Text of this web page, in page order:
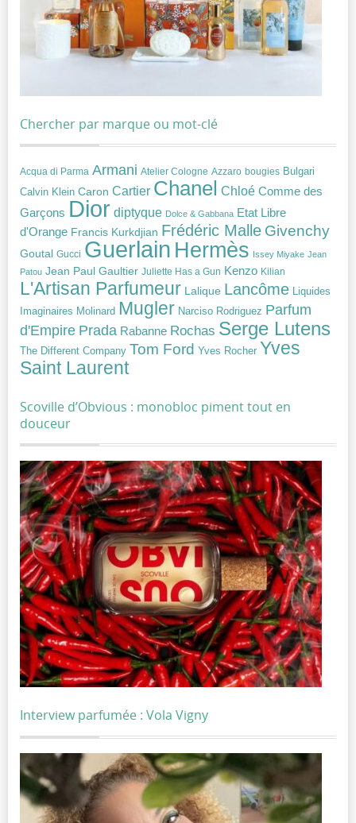
Chercher par marque ou mot-clé
Acqua di Parma Armani Atelier Cologne Azzaro bougies Bulgari
Calvin Klein Caron Cartier Chanel Chloé Comme des
Garçons Dior diptyque Dolce & Gabbana Etat Libre
d'Orange Francis Kurkdjian Frédéric Malle Givenchy
Goutal Gucci Guerlain Hermès Issey Miyake Jean
Patou Jean Paul Gaultier Juliette Has a Gun Kenzo Kilian
L'Artisan Parfumeur Lalique Lancôme Liquides
Imaginaires Molinard Mugler Narciso Rodriguez Parfum
d'Empire Prada Rabanne Rochas Serge Lutens
The Different Company Tom Ford Yves Rocher Yves
Saint Laurent
Scoville d’Obvious : monobloc piment tout en
douceur
Interview parfumée : Vola Vigny